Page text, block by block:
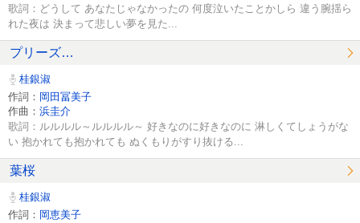
歌詞：どうして あなたじゃなかったの 何度泣いたことかしら 違う腕揺ら
れた夜は 決まって悲しい夢を見た...
プリーズ…
桂銀淑
作詞： 岡田冨美子
作曲： 浜圭介
歌詞：ルルルル～ルルルル～ 好きなのに好きなのに 淋しくてしょうがな
い 抱かれても抱かれても ぬくもりがすり抜ける...
葉桜
桂銀淑
作詞： 岡恵美子